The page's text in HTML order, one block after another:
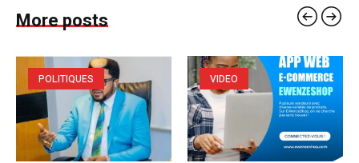
More posts
POLITIQUES VIDEO